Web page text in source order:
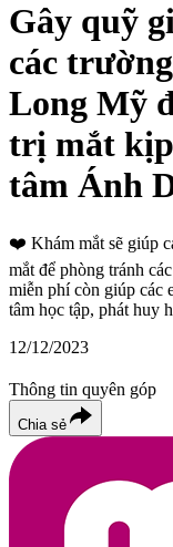
Gây quỹ
các
Long Mỹ
trị mắt
tâm Ánh
❤️ Khám mắt sẽ giúp
mắt để phòng tránh
miễn phí còn giúp các
tâm học tập, phát huy
12/12/2023
Thông tin quyên góp
Chia sẻ